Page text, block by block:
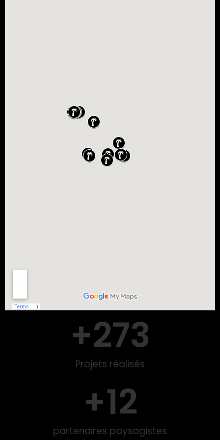
Projets réalisés
+273
partenaires paysagistes
+12